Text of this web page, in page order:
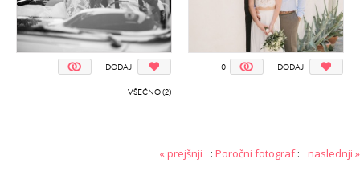
DODAJ
VŠEČNO (2)
DODAJ
0
« prejšnji : Poročni fotograf: naslednji »